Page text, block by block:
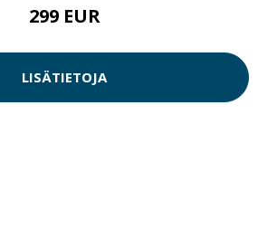
299 EUR
LISÄTIETOJA